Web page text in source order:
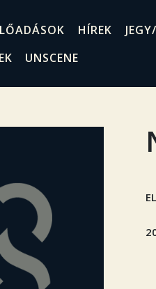
HÍREK
UNSCENE